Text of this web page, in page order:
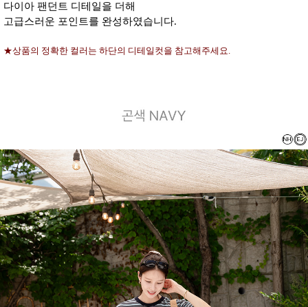
다이아 팬던트 디테일을 더해
고급스러운 포인트를 완성하였습니다.
★상품의 정확한 컬러는 하단의 디테일컷을 참고해주세요.